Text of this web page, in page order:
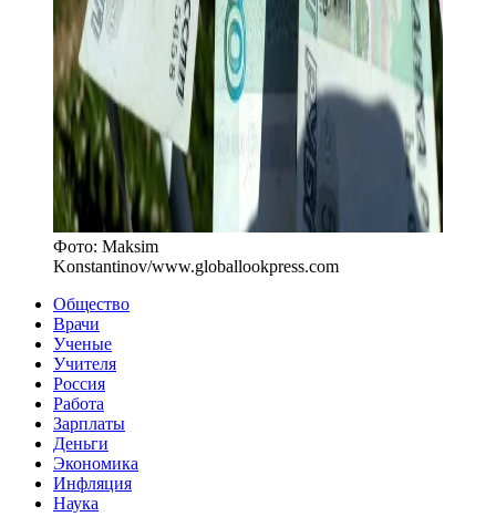
Фото: Maksim
Konstantinov/www.globallookpress.com
Общество
Врачи
Ученые
Учителя
Россия
Работа
Зарплаты
Деньги
Экономика
Инфляция
Наука